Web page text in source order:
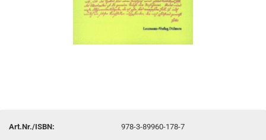
Art.Nr./ISBN: 978-3-89960-178-7